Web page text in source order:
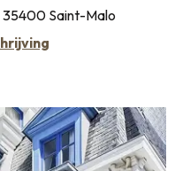
35400 Saint-Malo